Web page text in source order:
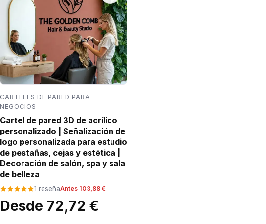
CARTELES DE PARED PARA
NEGOCIOS
Cartel de pared 3D de acrílico
personalizado | Señalización de
logo personalizada para estudio
de pestañas, cejas y estética |
Decoración de salón, spa y sala
de belleza
1 reseñaAntes 103,88 €
Desde 72,72 €